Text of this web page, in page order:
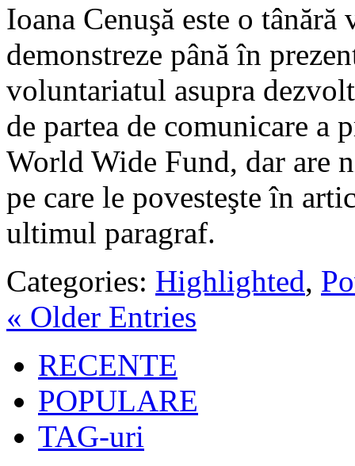
Ioana Cenuşă este o
demonstreze până în
voluntariatul asupra
de partea de comunicare a
World Wide Fund, dar are
pe care le povesteşte în
ultimul paragraf.
Categories: Highlighted,
« Older Entries
RECENTE
POPULARE
TAG-uri